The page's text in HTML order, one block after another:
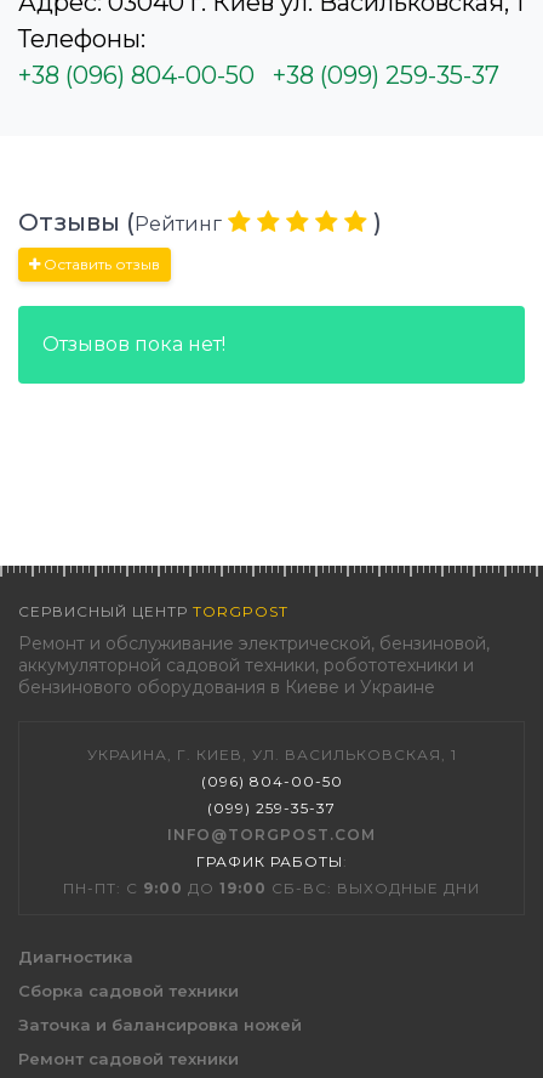
Телефоны:
+38 (096) 804-00-50
+38 (099) 259-35-37
Отзывы ( Рейтинг )
Оставить отзыв
Отзывов пока нет!
СЕРВИСНЫЙ ЦЕНТР TORGPOST
Ремонт и обслуживание электрической, бензиновой,
аккумуляторной садовой техники, робототехники и
бензинового оборудования в Киеве и Украине
УКРАИНА, Г. КИЕВ, УЛ. ВАСИЛЬКОВСКАЯ, 1
(096) 804-00-50
(099) 259-35-37
INFO@TORGPOST.COM
ГРАФИК РАБОТЫ :
ПН-ПТ: С 9:00 ДО 19:00 СБ-ВС: ВЫХОДНЫЕ ДНИ
Диагностика
Сборка садовой техники
Заточка и балансировка ножей
Ремонт садовой техники